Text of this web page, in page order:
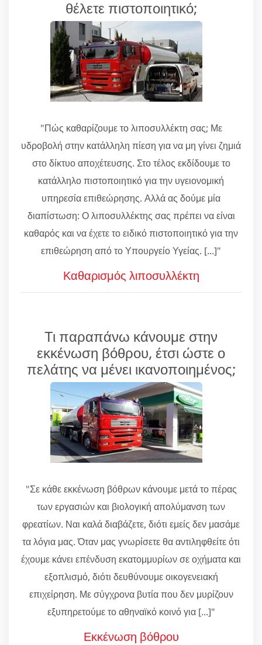
θέλετε πιστοποιητικό;
"Πώς καθαρίζουμε το λιποσυλλέκτη σας; Με
υδροβολή στην κατάλληλη πίεση για να μη γίνει ζημιά
στο δίκτυο αποχέτευσης. Στο τέλος εκδίδουμε το
κατάλληλο πιστοποιητικό για την υγειονομική
υπηρεσία επιθεώρησης. Αλλά ας δούμε μία
διαπίστωση: Ο λιποσυλλέκτης σας πρέπει να είναι
καθαρός και να έχετε το ειδικό πιστοποιητικό για την
επιθεώρηση από το Υπουργείο Υγείας. [...]"
Καθαρισμός λιποσυλλέκτη
Τι παραπάνω κάνουμε στην
εκκένωση βόθρου, έτσι ώστε ο
πελάτης να μένει ικανοποιημένος;
"Σε κάθε εκκένωση βόθρων κάνουμε μετά το πέρας
των εργασιών και βιολογική απολύμανση των
φρεατίων. Ναι καλά διαβάζετε, διότι εμείς δεν μασάμε
τα λόγια μας. Όταν μας γνωρίσετε θα αντιληφθείτε ότι
έχουμε κάνει επένδυση εκατομμυρίων σε οχήματα και
εξοπλισμό, διότι δευθύνουμε οικογενειακή
επιχείρηση. Με σύγχρονα βυτία που δεν μυρίζουν
εξυπηρετούμε το αθηναϊκό κοινό για [...]"
Εκκένωση βόθρου